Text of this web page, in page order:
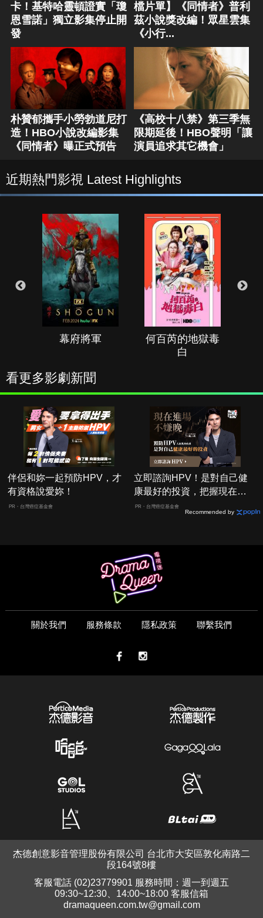
卡！基特哈靈頓證實「瓊
恩雪諾」獨立影集停止開
發
檔片單】《同情者》普利
茲小說獎改編！眾星雲集
《小行...
朴贊郁攜手小勞勃道尼打
造！HBO小說改編影集
《同情者》曝正式預告
《高校十八禁》第三季無
限期延後！HBO聲明「讓
演員追求其它機會」
近期熱門影視 Latest Highlights
幕府將軍
何百芮的地獄毒
白
看更多影劇新聞
伴侶和妳一起預防HPV，才
有資格說愛妳！
PR・台灣癌症基金會
立即諮詢HPV！是對自己健
康最好的投資，把握現在不
嫌晚！
PR・台灣癌症基金會
Recommended by
關於我們 服務條款 隱私政策 聯繫我們
杰德創意影音管理股份有限公司 台北市大安區敦化南路二
段164號8樓
客服電話 (02)23779901 服務時間：週一到週五
09:30~12:30、14:00~18:00 客服信箱
dramaqueen.com.tw@gmail.com